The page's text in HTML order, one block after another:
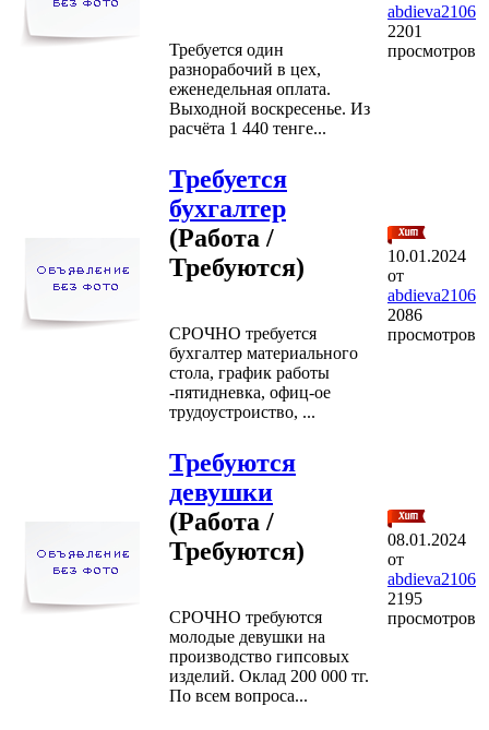
Требуется один
разнорабочий в цех,
еженедельная оплата.
Выходной воскресенье. Из
расчёта 1 440 тенге...
abdieva2106
2201
просмотров
Требуется
бухгалтер
(Работа /
Требуются)
СРОЧНО требуется
бухгалтер материального
стола, график работы
-пятидневка, офиц-ое
трудоустроиство, ...
10.01.2024
от
abdieva2106
2086
просмотров
Требуются
девушки
(Работа /
Требуются)
СРОЧНО требуются
молодые девушки на
производство гипсовых
изделий. Оклад 200 000 тг.
По всем вопроса...
08.01.2024
от
abdieva2106
2195
просмотров